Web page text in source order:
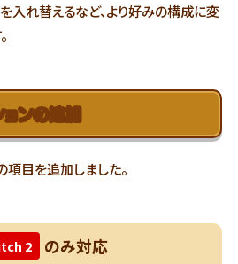
入れ替えるなど、より好みの構成に変
ンの追加
項目を追加しました。
2 のみ対応